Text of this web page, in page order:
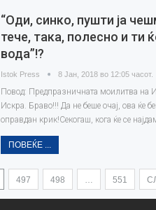
“Оди, синко, пушти ја
тече, така, полесно и ти
вода”!?
Istok Press 8 Јан, 2018 во 12:05 часот.
Повод: Предпразничната моилитва на
Искра. Браво!!! Да не беше очај, ова ќе
оправдан крик!Секогаш, кога ќе се
ПОВЕЌЕ ...
497 498 … 551